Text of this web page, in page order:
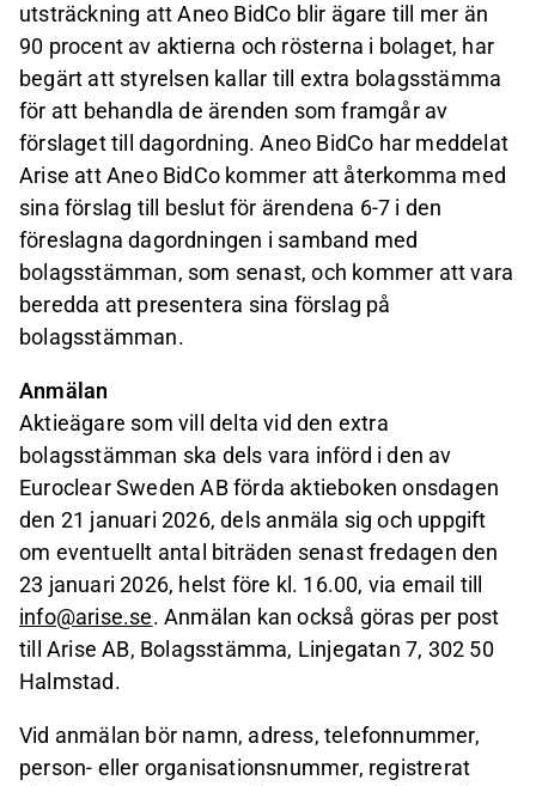
utsträckning att Aneo BidCo blir ägare till mer än
90 procent av aktierna och rösterna i bolaget, har
begärt att styrelsen kallar till extra bolagsstämma
för att behandla de ärenden som framgår av
förslaget till dagordning. Aneo BidCo har meddelat
Arise att Aneo BidCo kommer att återkomma med
sina förslag till beslut för ärendena 6-7 i den
föreslagna dagordningen i samband med
bolagsstämman, som senast, och kommer att vara
beredda att presentera sina förslag på
bolagsstämman.
Anmälan
Aktieägare som vill delta vid den extra
bolagsstämman ska dels vara införd i den av
Euroclear Sweden AB förda aktieboken onsdagen
den 21 januari 2026, dels anmäla sig och uppgift
om eventuellt antal biträden senast fredagen den
23 januari 2026, helst före kl. 16.00, via email till
info@arise.se. Anmälan kan också göras per post
till Arise AB, Bolagsstämma, Linjegatan 7, 302 50
Halmstad.
Vid anmälan bör namn, adress, telefonnummer,
person- eller organisationsnummer, registrerat